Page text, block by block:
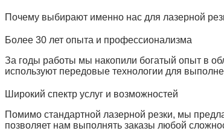
Почему выбирают именно нас для лазерной
Более 30 лет опыта и профессионализма
За годы работы мы накопили богатый опыт в
используют передовые технологии для
Широкий спектр услуг и возможностей
Помимо стандартной лазерной резки, мы
позволяет нам выполнять заказы любой